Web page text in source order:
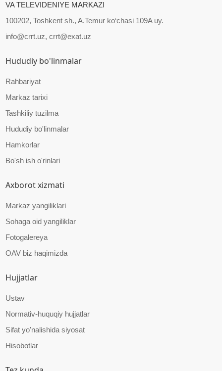
VA TELEVIDENIYE MARKAZI
100202, Toshkent sh., A.Temur ko‘chasi 109A uy.
info@crrt.uz, crrt@exat.uz
Hududiy bo'linmalar
Rahbariyat
Markaz tarixi
Tashkiliy tuzilma
Hududiy bo'linmalar
Hamkorlar
Bo'sh ish o'rinlari
Axborot xizmati
Markaz yangiliklari
Sohaga oid yangiliklar
Fotogalereya
OAV biz haqimizda
Hujjatlar
Ustav
Normativ-huquqiy hujjatlar
Sifat yo'nalishida siyosat
Hisobotlar